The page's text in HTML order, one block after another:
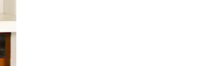
o dedo na tela.